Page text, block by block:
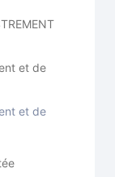
et de
et de